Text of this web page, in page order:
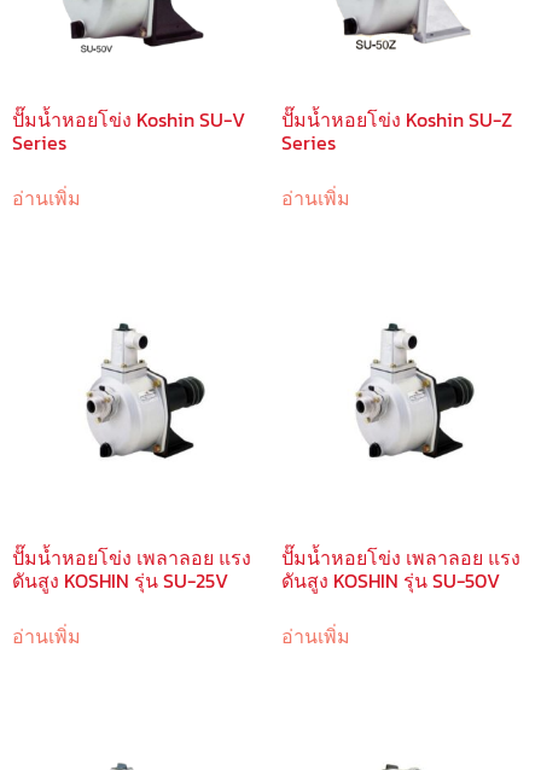
ปั๊มน้ำหอยโข่ง Koshin SU-V
Series
อ่านเพิ่ม
ปั๊มน้ำหอยโข่ง Koshin SU-Z
Series
อ่านเพิ่ม
ปั๊มน้ำหอยโข่ง เพลาลอย แรง
ดันสูง KOSHIN รุ่น SU-25V
อ่านเพิ่ม
ปั๊มน้ำหอยโข่ง เพลาลอย แรง
ดันสูง KOSHIN รุ่น SU-50V
อ่านเพิ่ม